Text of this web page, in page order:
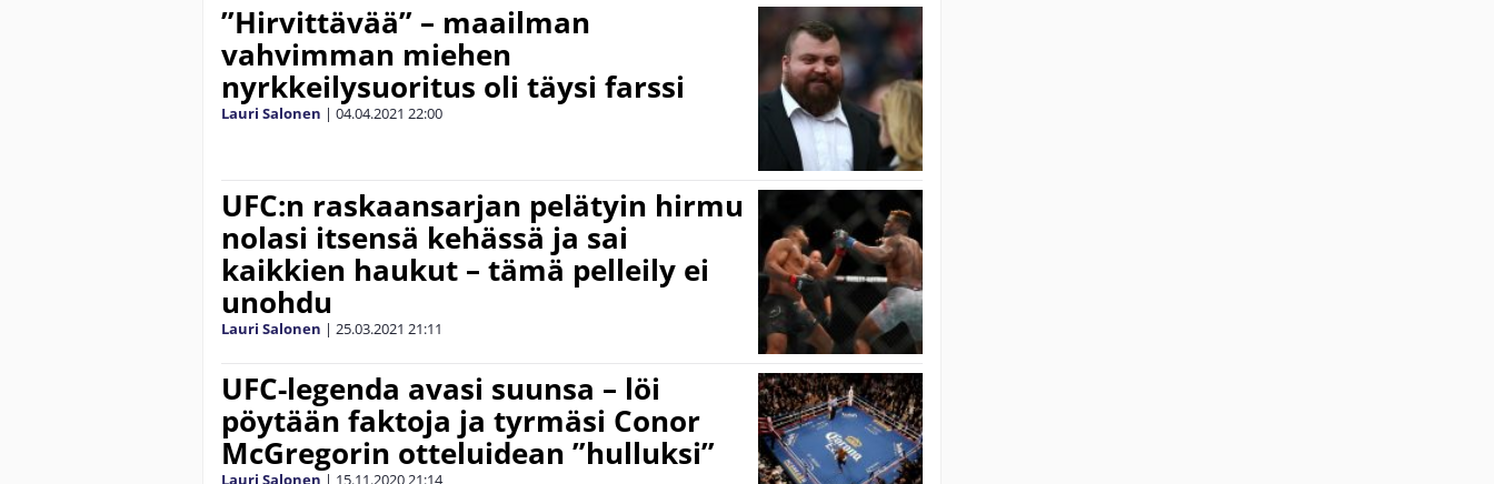
”Hirvittävää” – maailman
vahvimman miehen
nyrkkeilysuoritus oli täysi farssi
Lauri Salonen | 04.04.2021 22:00
UFC:n raskaansarjan pelätyin hirmu
nolasi itsensä kehässä ja sai
kaikkien haukut – tämä pelleily ei
unohdu
Lauri Salonen | 25.03.2021 21:11
UFC-legenda avasi suunsa – löi
pöytään faktoja ja tyrmäsi Conor
McGregorin otteluidean ”hulluksi”
Lauri Salonen | 15.11.2020 21:14